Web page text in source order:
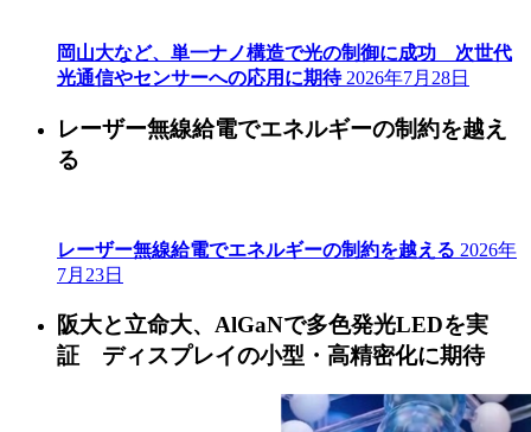
岡山大など、単一ナノ構造で光の制御に成功 次世代
光通信やセンサーへの応用に期待 2026年7月28日
レーザー無線給電でエネルギーの制約を越え
る
レーザー無線給電でエネルギーの制約を越える 2026年
7月23日
阪大と立命大、AlGaNで多色発光LEDを実
証 ディスプレイの小型・高精密化に期待